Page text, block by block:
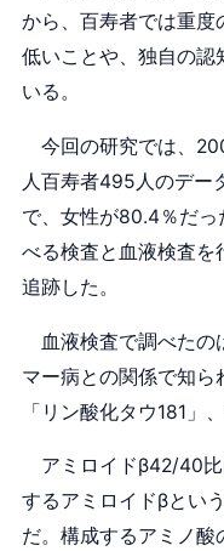
から、百寿者では重度
低いことや、独自の認
いる。
今回の研究では、
人百寿者495人のデー
で、女性が80.4％だ
べる検査と血液検査を
追跡した。
血液検査で調べたの
マー病との関係で知ら
「リン酸化タウ181」
アミロイドβ42/40比
するアミロイドβとい
だ。構成するアミノ